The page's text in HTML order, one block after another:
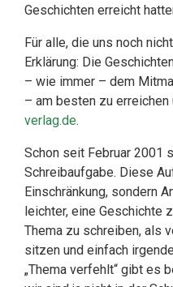
Geschichten erreicht
Für alle, die uns noch
Erklärung: Die
– wie immer – dem
– am besten zu erreichen
verlag.de.
Schon seit Februar 2001
Schreibaufgabe. Diese
Einschränkung, sondern
leichter, eine Geschichte
Thema zu schreiben, als
sitzen und einfach
„Thema verfehlt“ gibt es